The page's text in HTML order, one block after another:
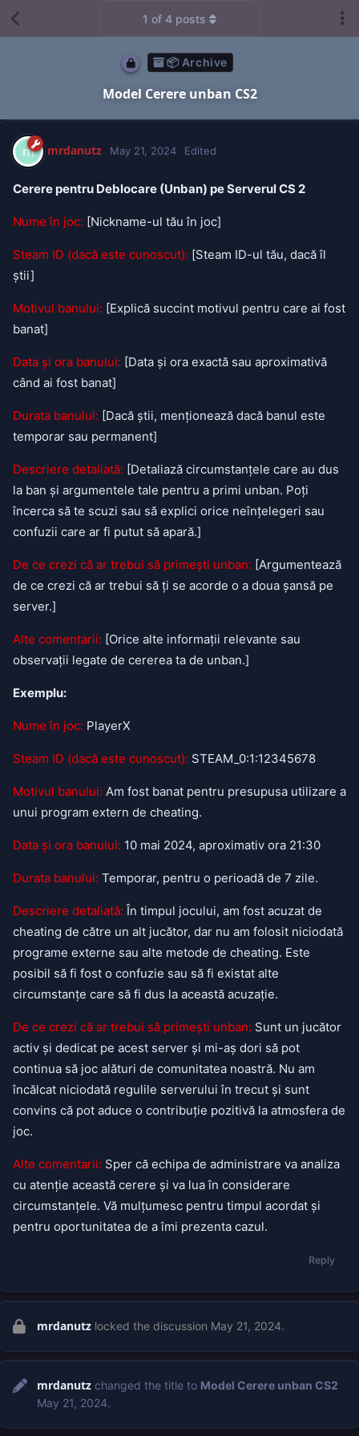
📦 Archive
Model Cerere unban CS2
1 of 4 posts
m mrdanutz May 21, 2024 Edited
Cerere pentru Deblocare (Unban) pe Serverul CS 2
Nume în joc: [Nickname-ul tău în joc]
Steam ID (dacă este cunoscut): [Steam ID-ul tău, dacă îl
știi]
Motivul banului: [Explică succint motivul pentru care ai fost
banat]
Data și ora banului: [Data și ora exactă sau aproximativă
când ai fost banat]
Durata banului: [Dacă știi, menționează dacă banul este
temporar sau permanent]
Descriere detaliată: [Detaliază circumstanțele care au dus
la ban și argumentele tale pentru a primi unban. Poți
încerca să te scuzi sau să explici orice neînțelegeri sau
confuzii care ar fi putut să apară.]
De ce crezi că ar trebui să primești unban: [Argumentează
de ce crezi că ar trebui să ți se acorde o a doua șansă pe
server.]
Alte comentarii: [Orice alte informații relevante sau
observații legate de cererea ta de unban.]
Exemplu:
Nume în joc: PlayerX
Steam ID (dacă este cunoscut): STEAM_0:1:12345678
Motivul banului: Am fost banat pentru presupusa utilizare a
unui program extern de cheating.
Data și ora banului: 10 mai 2024, aproximativ ora 21:30
Durata banului: Temporar, pentru o perioadă de 7 zile.
Descriere detaliată: În timpul jocului, am fost acuzat de
cheating de către un alt jucător, dar nu am folosit niciodată
programe externe sau alte metode de cheating. Este
posibil să fi fost o confuzie sau să fi existat alte
circumstanțe care să fi dus la această acuzație.
De ce crezi că ar trebui să primești unban: Sunt un jucător
activ și dedicat pe acest server și mi-aș dori să pot
continua să joc alături de comunitatea noastră. Nu am
încălcat niciodată regulile serverului în trecut și sunt
convins că pot aduce o contribuție pozitivă la atmosfera de
joc.
Alte comentarii: Sper că echipa de administrare va analiza
cu atenție această cerere și va lua în considerare
circumstanțele. Vă mulțumesc pentru timpul acordat și
pentru oportunitatea de a îmi prezenta cazul.
Reply
mrdanutz locked the discussion May 21, 2024.
mrdanutz changed the title to Model Cerere unban CS2
May 21, 2024.